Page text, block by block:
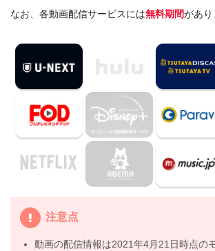
映画『新解釈・三國志』感想・口コミ
2.4映画『新解釈・三國志』制作スタッフ
3.映画『新解釈・三國志』を見たい人に
品
3.1 『勇者ヨシヒコと魔王の城』（2011年
3.2『今日から俺は!!劇場版』（2020年）
『水曜どうでしょう2020』（2020年）
映画『新解釈・三國志』の動画は
5. 映画『新解釈・三國志』動画フル無料視
なお、各動画配信サービスには無料期間があり
注意点
動画の配信情報は2021年4月21日時点の